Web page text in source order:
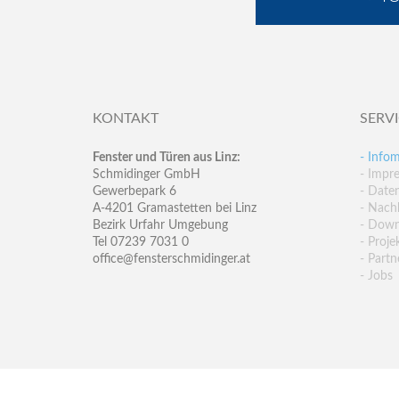
KONTAKT
Fenster und Türen aus Linz:
Schmidinger GmbH
Gewerbepark 6
A-4201 Gramastetten bei Linz
Bezirk Urfahr Umgebung
Tel 07239 7031 0
office@fensterschmidinger.at
-
-
-
-
-
-
-
- Jobs